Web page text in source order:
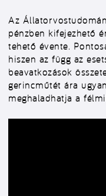
Az
pénzben kifejezhető
tehető évente.
hiszen az függ az
beavatkozások
gerincműtét ára
meghaladhatja a